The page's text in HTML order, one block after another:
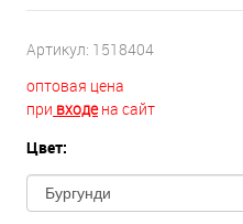
Артикул: 1518404
оптовая цена
при входена сайт
Цвет: